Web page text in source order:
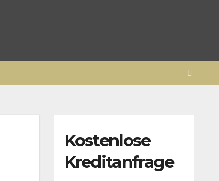
Kostenlose
Kreditanfrage